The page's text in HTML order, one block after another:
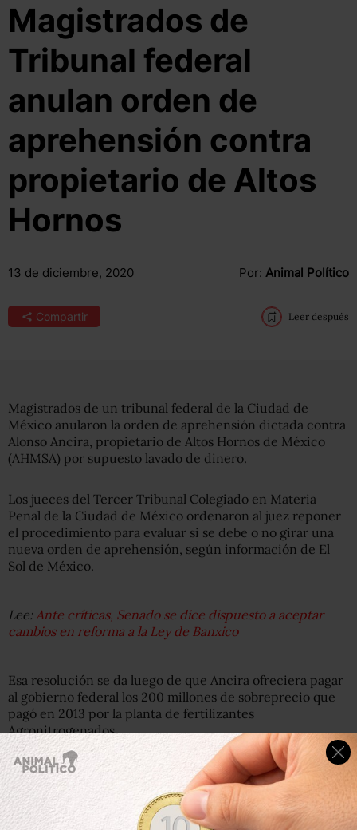
Magistrados de
Tribunal federal
anulan orden de
aprehensión contra
propietario de Altos
Hornos
13 de diciembre, 2020 Por: Animal Político
Compartir Leer después
Magistrados de un tribunal federal de la Ciudad de
México anularon la orden de aprehensión dictada contra
Alonso Ancira, propietario de Altos Hornos de México
(AHMSA) por supuesto lavado de dinero.
Los jueces del Tercer Tribunal Colegiado en Materia
Penal de la Ciudad de México ordenaron al juez reponer
el procedimiento para evaluar si se debe o no girar una
nueva orden de aprehensión, según información de El
Sol de México.
Lee:Ante críticas, Senado se dice dispuesto a aceptar
cambios en reforma a la Ley de Banxico
Esa resolución se da luego de que Ancira ofreciera pagar
al gobierno federal los 200 millones de sobreprecio que
pagó en 2013 por la planta de fertilizantes
Agronitrogenados.
Pero, de acuerdo con fuentes consultadas por el diario
Reforma, ese pago estaría condicionado a que el gobierno
del presidente Andrés Manuel López Obrador “retire la
demanda” contra Ancira, preso en España.